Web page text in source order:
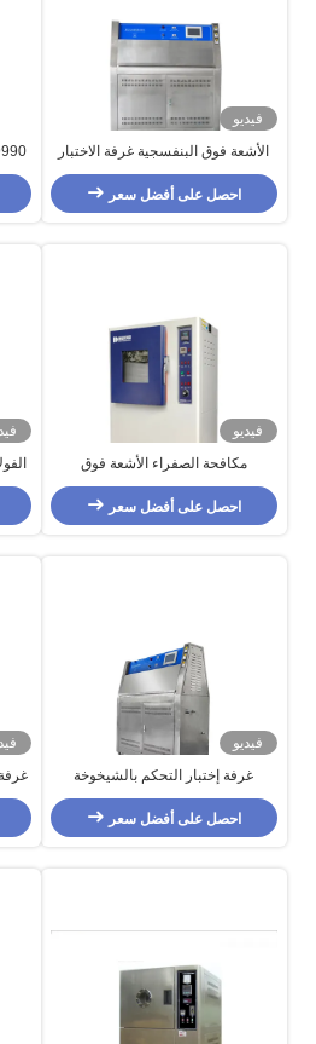
فيديو
الأشعة فوق البنفسجية غرفة الاختبار
الشيخوخة مع توازن درجة الحرارة
مراقبة الرطوبة
احصل على أفضل سعر
فيديو
مكافحة الصفراء الأشعة فوق
البنفسجية كبار السن غرفة الاختبار آلة
الاختبار البيئي
احصل على أفضل سعر
فيديو
غرفة إختبار التحكم بالشيخوخة
الأوتوماتيكية ، معدات اختبار الأشعة
فوق البنفسجية عالية الدقة
احصل على أفضل سعر